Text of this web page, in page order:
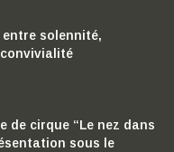
solennité,
de cirque “Le nez dans
sous le